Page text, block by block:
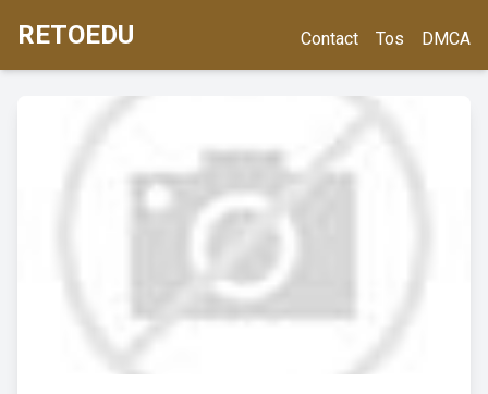
RETOEDU Contact Tos DMCA